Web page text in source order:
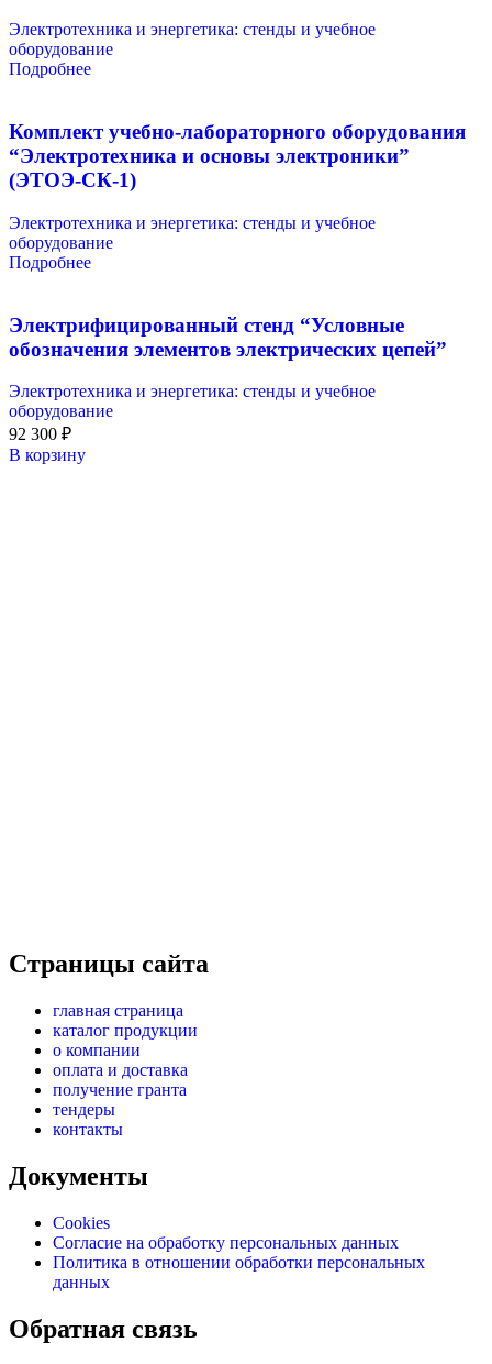
Электротехника и энергетика: стенды и учебное
оборудование
Подробнее
Комплект учебно-лабораторного оборудования
“Электротехника и основы электроники”
(ЭТОЭ-СК-1)
Электротехника и энергетика: стенды и учебное
оборудование
Подробнее
Электрифицированный стенд “Условные
обозначения элементов электрических цепей”
Электротехника и энергетика: стенды и учебное
оборудование
92 300 ₽
В корзину
Страницы сайта
главная страница
каталог продукции
о компании
оплата и доставка
получение гранта
тендеры
контакты
Документы
Cookies
Согласие на обработку персональных данных
Политика в отношении обработки персональных
данных
Обратная связь